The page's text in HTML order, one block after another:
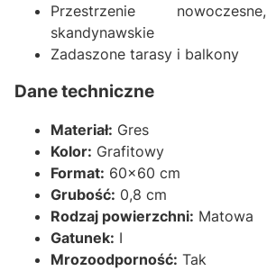
Przestrzenie
skandynawskie
Zadaszone tarasy i balkony
Dane techniczne
Materiał: Gres
Kolor: Grafitowy
Format: 60x60 cm
Grubość: 0,8 cm
Rodzaj powierzchni: Matowa
Gatunek: I
Mrozoodporność: Tak